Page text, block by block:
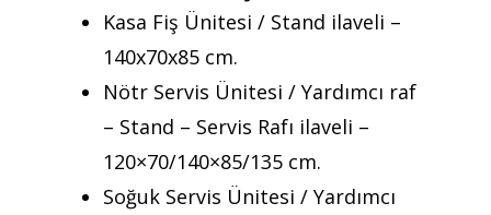
Kasa Fiş Ünitesi / Stand ilaveli –
140x70x85 cm.
Nötr Servis Ünitesi / Yardımcı raf
– Stand – Servis Rafı ilaveli –
120×70/140×85/135 cm.
Soğuk Servis Ünitesi / Yardımcı